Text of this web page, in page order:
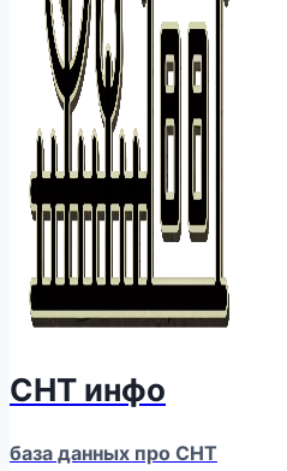
СНТ инфо
база данных про СНТ